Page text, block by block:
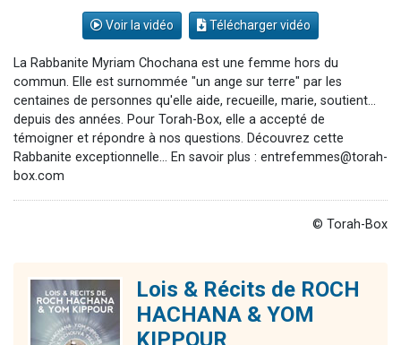
Voir la vidéo Télécharger vidéo
La Rabbanite Myriam Chochana est une femme hors du
commun. Elle est surnommée "un ange sur terre" par les
centaines de personnes qu'elle aide, recueille, marie, soutient...
depuis des années. Pour Torah-Box, elle a accepté de
témoigner et répondre à nos questions. Découvrez cette
Rabbanite exceptionnelle... En savoir plus : entrefemmes@torah-
box.com
© Torah-Box
Lois & Récits de ROCH
HACHANA & YOM
KIPPOUR